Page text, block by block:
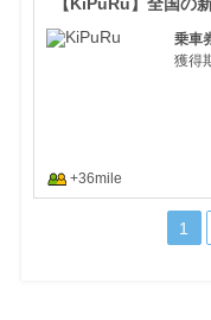
乗車
獲得
+36mile
1